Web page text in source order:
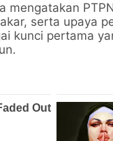
mengatakan
serta upaya
kunci pertama